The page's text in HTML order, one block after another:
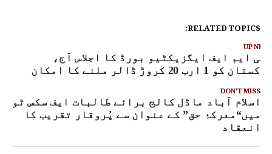
RELATED TOPICS:
UP
ایم ایف ایگزیکٹیو بورڈ کا اجلاس آج،
کو 1 ارب 20 کروڑ ڈالر ملنے کا امکان
DON'T MISS
اسلام آباد ماڈل کالج برائے طالبات ایف سکس ٹو
میں“معرکۂ حق” کے عنوان سے پُروقار تقریب کا
انعقاد